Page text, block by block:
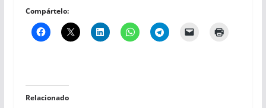
Compártelo:
Relacionado